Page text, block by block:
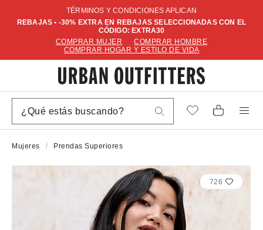
TÉRMINOS Y CONDICIONES APLICAN
REBAJAS • -30% EXTRA EN REBAJAS SELECCIONADAS CON EL
CÓDIGO: EXTRA30
COMPRAR MUJER
COMPRAR HOMBRE
COMPRAR HOGAR Y ESTILO DE VIDA
Mujeres Prendas Superiores
726